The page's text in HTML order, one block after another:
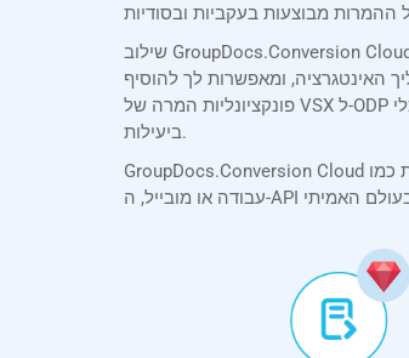
שילוב GroupDocs.Conversion Cloud ביישומי cURL שלך הוא פשוט הודות לערכות פיתוח התוכנה המקיפות שלנו. ערכת פיתוח התוכנה cURL שלנו מספקת תיעוד ברור ותמציתי, יחד עם
האינטגרציה, ומאפשרות לך להוסיף
פונקציונליות המרה של VSX ל-ODP במאמץ מינימלי. בנוסף, כלי API Explorer שלנו מאפשר לך לבדוק ולנסות את ה-API ישירות בדפדפן שלך, ועוזר לך להבין את יכולותיו וכיצד ליישם אותן
ביעילות.
GroupDocs.Conversion Cloud תומך בכל הפלטפורמות העיקריות כמו .NET, Java, PHP, Ruby, Python, Android, Go, JavaScript ו-cURL. בין אם אתה בונה אפליקציות אינטרנט, שולחן